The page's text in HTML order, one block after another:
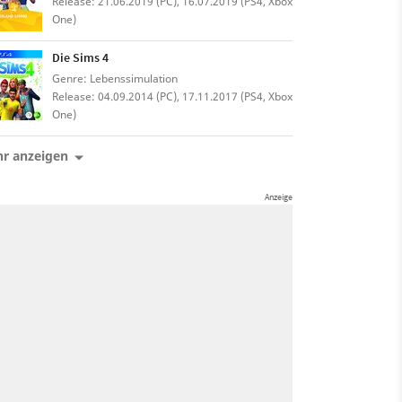
One)
Die Sims 4
Genre: Lebenssimulation
Release: 04.09.2014 (PC), 17.11.2017 (PS4, Xbox
One)
anzeigen